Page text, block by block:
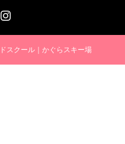
スクール｜かぐらスキー場